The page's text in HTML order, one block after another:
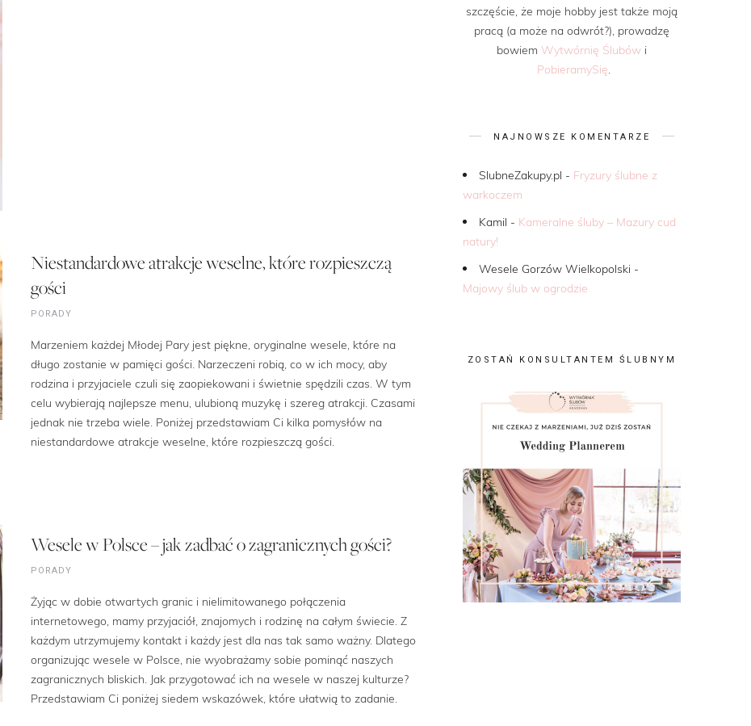
Niestandardowe atrakcje weselne, które rozpieszczą
gości
PORADY
Marzeniem każdej Młodej Pary jest piękne, oryginalne wesele, które na
długo zostanie w pamięci gości. Narzeczeni robią, co w ich mocy, aby
rodzina i przyjaciele czuli się zaopiekowani i świetnie spędzili czas. W tym
celu wybierają najlepsze menu, ulubioną muzykę i szereg atrakcji. Czasami
jednak nie trzeba wiele. Poniżej przedstawiam Ci kilka pomysłów na
niestandardowe atrakcje weselne, które rozpieszczą gości.
Wesele w Polsce – jak zadbać o zagranicznych gości?
PORADY
Żyjąc w dobie otwartych granic i nielimitowanego połączenia
internetowego, mamy przyjaciół, znajomych i rodzinę na całym świecie. Z
każdym utrzymujemy kontakt i każdy jest dla nas tak samo ważny. Dlatego
organizując wesele w Polsce, nie wyobrażamy sobie pominąć naszych
zagranicznych bliskich. Jak przygotować ich na wesele w naszej kulturze?
Przedstawiam Ci poniżej siedem wskazówek, które ułatwią to zadanie.
szczęście, że moje hobby jest także moją
pracą (a może na odwrót?), prowadzę
bowiem Wytwórnię Ślubów i
PobieramySię
NAJNOWSZE KOMENTARZE
SlubneZakupy.pl - Fryzury ślubne z
warkoczem
Kamil - Kameralne śluby – Mazury cud
natury!
Wesele Gorzów Wielkopolski -
Majowy ślub w ogrodzie
ZOSTAŃ KONSULTANTEM ŚLUBNYM